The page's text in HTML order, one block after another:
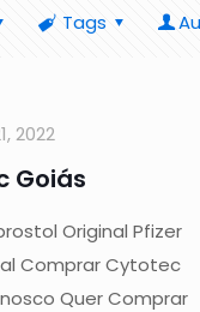
Tags
2022
Goiás
Original Pfizer
Comprar Cytotec
Quer Comprar